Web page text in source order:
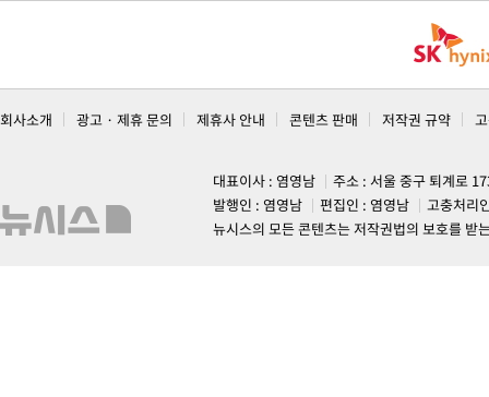
회사소개 광고 · 제휴 문의 제휴사 안내 콘텐츠 판매 저작권 규약
대표이사 : 염영남
주소 : 서울 중구 퇴계로
발행인 : 염영남
편집인 : 염영남
고충처리
뉴시스의 모든 콘텐츠는 저작권법의 보호를